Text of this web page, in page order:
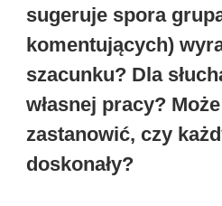
sugeruje spora
komentujących)
szacunku? Dla
własnej pracy?
zastanowić, czy
doskonały?